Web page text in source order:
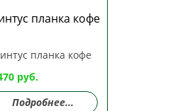
планка кофе
руб.
Подробнее...